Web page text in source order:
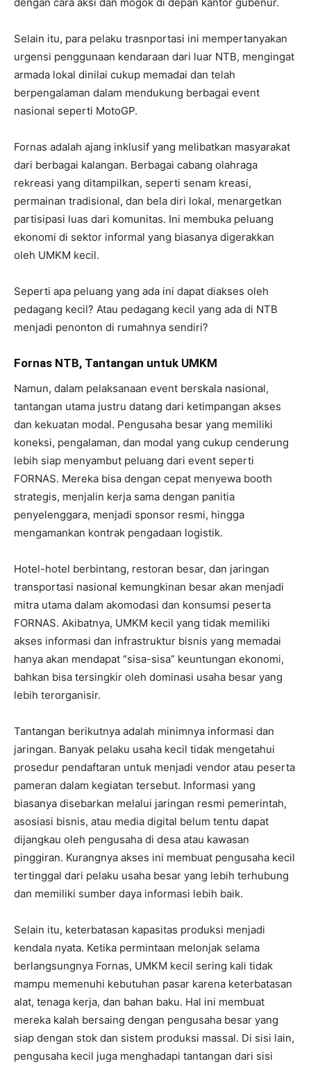
Selain itu, para pelaku trasnportasi ini mempertanyakan
urgensi penggunaan kendaraan dari luar NTB, mengingat
armada lokal dinilai cukup memadai dan telah
berpengalaman dalam mendukung berbagai event
nasional seperti MotoGP.
Fornas adalah ajang inklusif yang melibatkan masyarakat
dari berbagai kalangan. Berbagai cabang olahraga
rekreasi yang ditampilkan, seperti senam kreasi,
permainan tradisional, dan bela diri lokal, menargetkan
partisipasi luas dari komunitas. Ini membuka peluang
ekonomi di sektor informal yang biasanya digerakkan
oleh UMKM kecil.
Seperti apa peluang yang ada ini dapat diakses oleh
pedagang kecil? Atau pedagang kecil yang ada di NTB
menjadi penonton di rumahnya sendiri?
Fornas NTB, Tantangan untuk UMKM
Namun, dalam pelaksanaan event berskala nasional,
tantangan utama justru datang dari ketimpangan akses
dan kekuatan modal. Pengusaha besar yang memiliki
koneksi, pengalaman, dan modal yang cukup cenderung
lebih siap menyambut peluang dari event seperti
FORNAS. Mereka bisa dengan cepat menyewa booth
strategis, menjalin kerja sama dengan panitia
penyelenggara, menjadi sponsor resmi, hingga
mengamankan kontrak pengadaan logistik.
Hotel-hotel berbintang, restoran besar, dan jaringan
transportasi nasional kemungkinan besar akan menjadi
mitra utama dalam akomodasi dan konsumsi peserta
FORNAS. Akibatnya, UMKM kecil yang tidak memiliki
akses informasi dan infrastruktur bisnis yang memadai
hanya akan mendapat “sisa-sisa” keuntungan ekonomi,
bahkan bisa tersingkir oleh dominasi usaha besar yang
lebih terorganisir.
Tantangan berikutnya adalah minimnya informasi dan
jaringan. Banyak pelaku usaha kecil tidak mengetahui
prosedur pendaftaran untuk menjadi vendor atau peserta
pameran dalam kegiatan tersebut. Informasi yang
biasanya disebarkan melalui jaringan resmi pemerintah,
asosiasi bisnis, atau media digital belum tentu dapat
dijangkau oleh pengusaha di desa atau kawasan
pinggiran. Kurangnya akses ini membuat pengusaha kecil
tertinggal dari pelaku usaha besar yang lebih terhubung
dan memiliki sumber daya informasi lebih baik.
Selain itu, keterbatasan kapasitas produksi menjadi
kendala nyata. Ketika permintaan melonjak selama
berlangsungnya Fornas, UMKM kecil sering kali tidak
mampu memenuhi kebutuhan pasar karena keterbatasan
alat, tenaga kerja, dan bahan baku. Hal ini membuat
mereka kalah bersaing dengan pengusaha besar yang
siap dengan stok dan sistem produksi massal. Di sisi lain,
pengusaha kecil juga menghadapi tantangan dari sisi